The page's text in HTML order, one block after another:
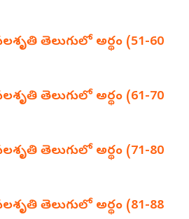
తెలుగులో అర్థం (51-60
తెలుగులో అర్థం (61-70
తెలుగులో అర్థం (71-80
తెలుగులో అర్థం (81-88